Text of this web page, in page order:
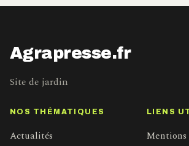
Agrapresse.fr
Site de jardin
NOS THÉMATIQUES
Actualités
LIENS
Mentions